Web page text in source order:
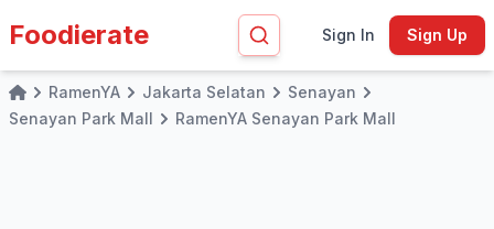
Foodierate Sign In Sign Up
HomeRamenYA Jakarta Selatan
Senayan
Senayan Park Mall
RamenYA Senayan Park Mall